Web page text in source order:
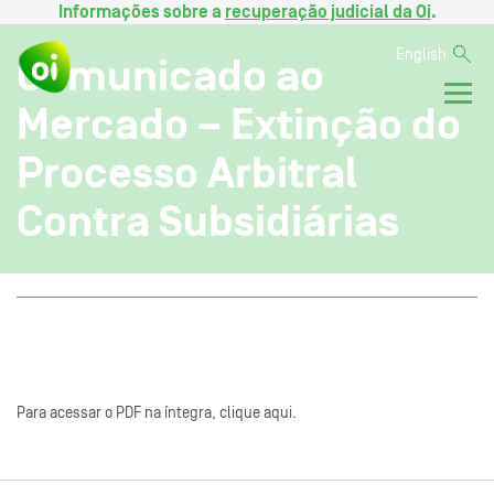
Informações sobre a recuperação judicial da Oi.
English
Comunicado ao
Mercado – Extinção do
Processo Arbitral
Contra Subsidiárias
Para acessar o PDF na íntegra, clique aqui.